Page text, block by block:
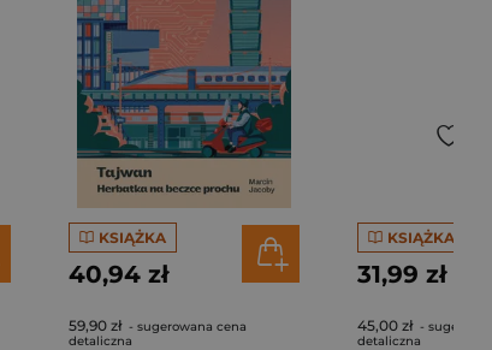
KSIĄŻKA
40,94 zł
59,90 zł - sugerowana cena
detaliczna
KSIĄŻKA
31,99 zł
45,00 zł -
detaliczna